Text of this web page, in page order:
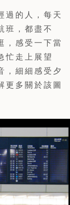
過的人，每天
班，都盡不
，感受一下當
忙走上展望
，細細感受夕
更多關於該圖